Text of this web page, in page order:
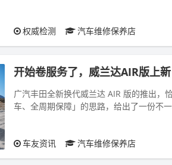
权威检测 汽车维修保养店
开始卷服务了，威兰达AIR版上
广汽丰田全新换代威兰达 AIR 版的推出，
车、全周期保障」的思路，给出了一份不
车友资讯 汽车维修保养店